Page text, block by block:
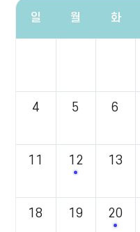
요
보
일 월 화
4 5 6
11 12
2025년 힐
13
18 19 20
3기